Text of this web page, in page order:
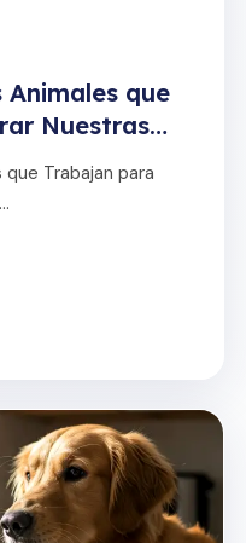
Animales que
Nuestras
Trabajan para